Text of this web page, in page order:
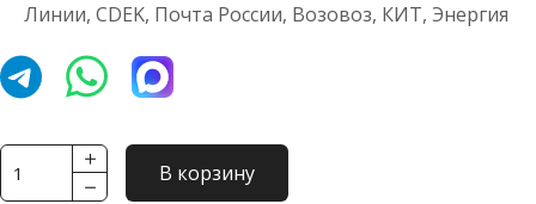
Линии, CDEK, Почта России, Возовоз, КИТ, Энергия
Количество
товара
В корзину